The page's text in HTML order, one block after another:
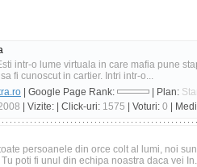
intr-o lume virtuala in care mafia pune
fi cunoscut in cartier. Intri intr-o...
| Google Page Rank: | Plan:
| Vizite: | Click-uri: 1575 | Voturi: 0 |
persoanele din orce colt al lumi, noi
poti fi unul din echipa noastra daca vei